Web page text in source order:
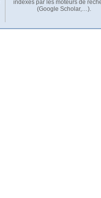
indexés par les moteurs de
(Google Scholar,…).